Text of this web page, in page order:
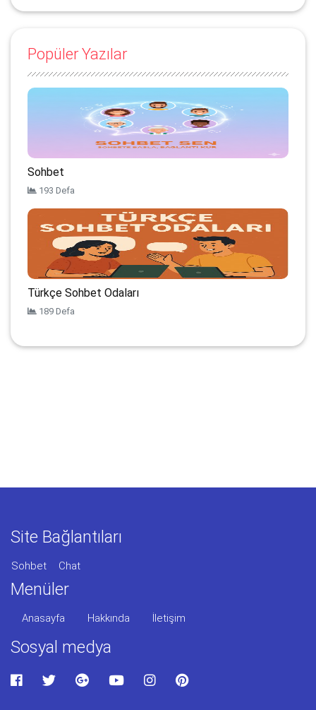
Popüler Yazılar
Sohbet
193 Defa
Türkçe Sohbet Odaları
189 Defa
Site Bağlantıları
Sohbet Chat
Menüler
Anasayfa Hakkında İletişim
Sosyal medya